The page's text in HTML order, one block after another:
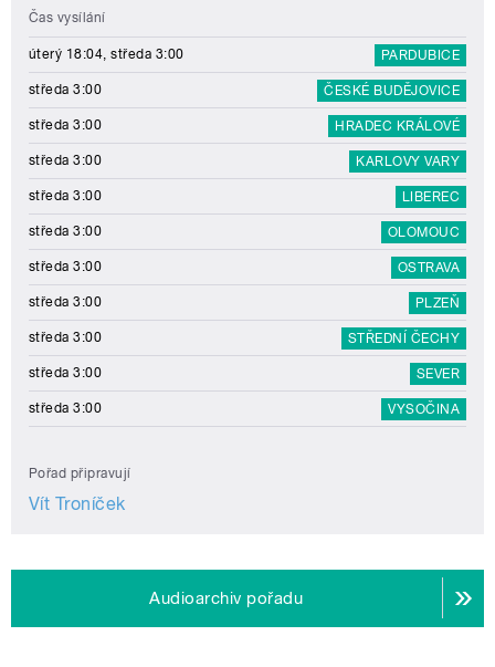
Čas vysílání
úterý 18:04, středa 3:00 PARDUBICE
středa 3:00 ČESKÉ BUDĚJOVICE
středa 3:00 HRADEC KRÁLOVÉ
středa 3:00 KARLOVY VARY
středa 3:00 LIBEREC
středa 3:00 OLOMOUC
středa 3:00 OSTRAVA
středa 3:00 PLZEŇ
středa 3:00 STŘEDNÍ ČECHY
středa 3:00 SEVER
středa 3:00 VYSOČINA
Pořad připravují
Vít Troníček
Audioarchiv pořadu